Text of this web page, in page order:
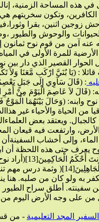
نوح ينتظر أمر الله.
قائلا : (يَا بُنَيَّ ارْكَب مَّعَنَا وَلاَ
: (قَالَ سَآوِي إِلَى جَبَلٍ
(قَالَ لاَ عَاصِمَ الْيَوْمَ مِنْ أَمْرِ
نوح وابنه: (وَحَالَ بَيْنَهُمَا الْمَوْجُ
فيهما نستطيع تسميته بالثورة الجغرافية.
المجد التعليمية - من